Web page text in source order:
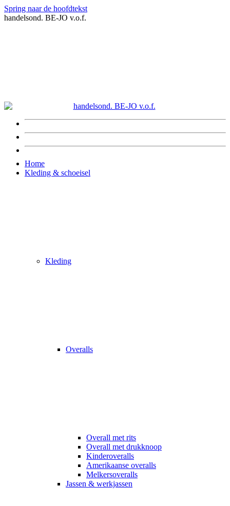
Spring naar de hoofdtekst
handelsond. BE-JO v.o.f.
Home
Kleding & schoeisel
Kleding
Overalls
Overall met rits
Overall met drukknoop
Kinderoveralls
Amerikaanse overalls
Melkersoveralls
Jassen & werkjassen